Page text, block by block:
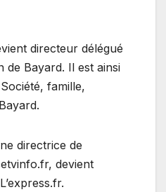
directeur délégué
de Bayard. Il est ainsi
famille,
directrice de
devient